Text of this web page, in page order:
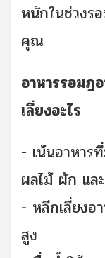
หนักในช่วงร
คุณ
อาหารรอมฎ
เลี่ยงอะไร
- เน้นอาหาร
ผลไม้ ผัก แ
- หลีกเลี่ยงอ
สูง